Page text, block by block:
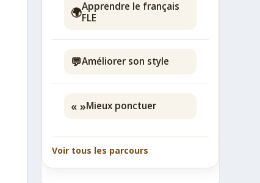
🌍Apprendre le français
FLE
💬Améliorer son style
« »Mieux ponctuer
Voir tous les parcours